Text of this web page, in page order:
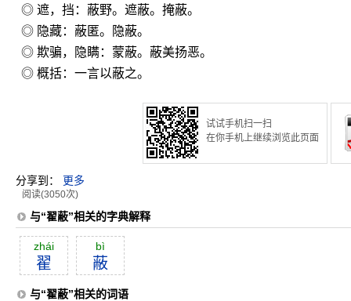
◎ 遮，挡：蔽野。遮蔽。掩蔽。
◎ 隐藏：蔽匿。隐蔽。
◎ 欺骗，隐瞒：蒙蔽。蔽美扬恶。
◎ 概括：一言以蔽之。
试试手机扫一扫
在你手机上继续浏览此页面
分享到： 更多
阅读(3050次)
与“翟蔽”相关的字典解释
zhái
翟
bì
蔽
与“翟蔽”相关的词语